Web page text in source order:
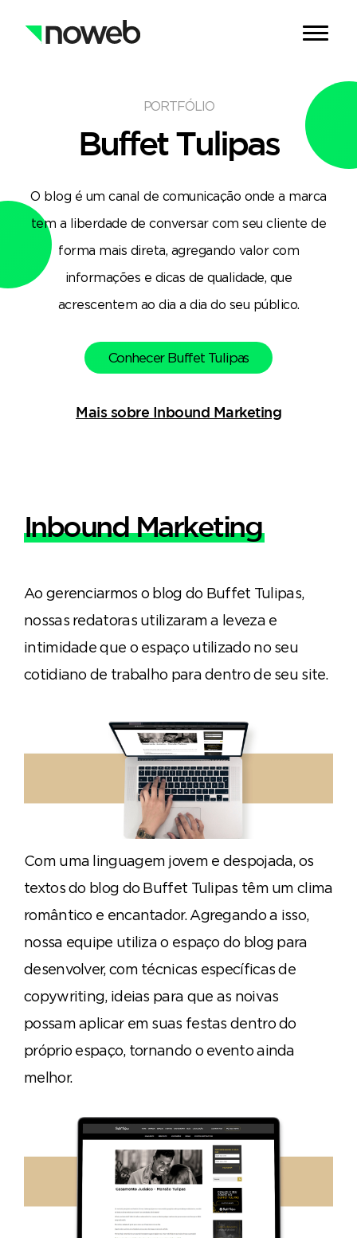
PORTFÓLIO
BuffetTulipas
O blog é um canal de comunicação onde a marca
tem a liberdade de conversar com seu cliente de
forma mais direta, agregando valor com
informações e dicas de qualidade, que
acrescentem ao dia a dia do seu público.
Conhecer Buffet Tulipas
Mais sobre Inbound Marketing
Inbound Marketing
Ao gerenciarmos o blog do Buffet Tulipas,
nossas redatoras utilizaram a leveza e
intimidade que o espaço utilizado no seu
cotidiano de trabalho para dentro de seu site.
Com uma linguagem jovem e despojada, os
textos do blog do Buffet Tulipas têm um clima
romântico e encantador. Agregando a isso,
nossa equipe utiliza o espaço do blog para
desenvolver, com técnicas específicas de
copywriting, ideias para que as noivas
possam aplicar em suas festas dentro do
próprio espaço, tornando o evento ainda
melhor.